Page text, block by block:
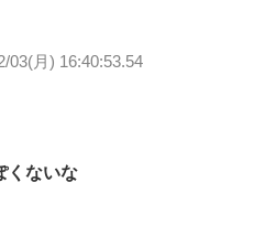
03(月) 16:40:53.54
くないな